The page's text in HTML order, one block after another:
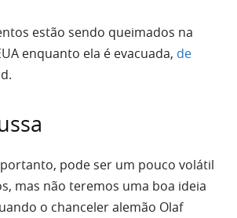
estão sendo queimados na
enquanto ela é evacuada, de
pode ser um pouco volátil
mas não teremos uma boa ideia
o chanceler alemão Olaf